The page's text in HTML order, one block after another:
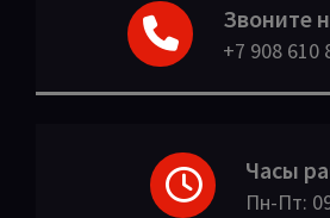
Звоните
+7 908 610
Часы
Пн-Пт: